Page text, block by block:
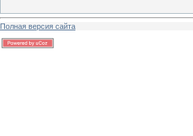
Полная версия сайта